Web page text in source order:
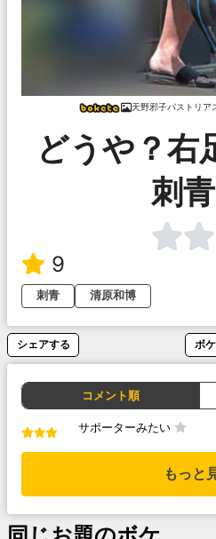
天野邪子パストリア
どうや？右
刺青
9
刺青
清原和博
シェアする ボ
コメント順
サポーターみたい
もっと